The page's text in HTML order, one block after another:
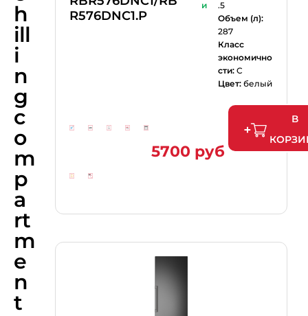
h
ill
i
n
g
c
o
m
p
a
rt
m
e
n
t
R576DNC1.P
и
.5
Объем (л):
287
Класс
экономично
сти: C
Цвет: белый
5700 руб
В